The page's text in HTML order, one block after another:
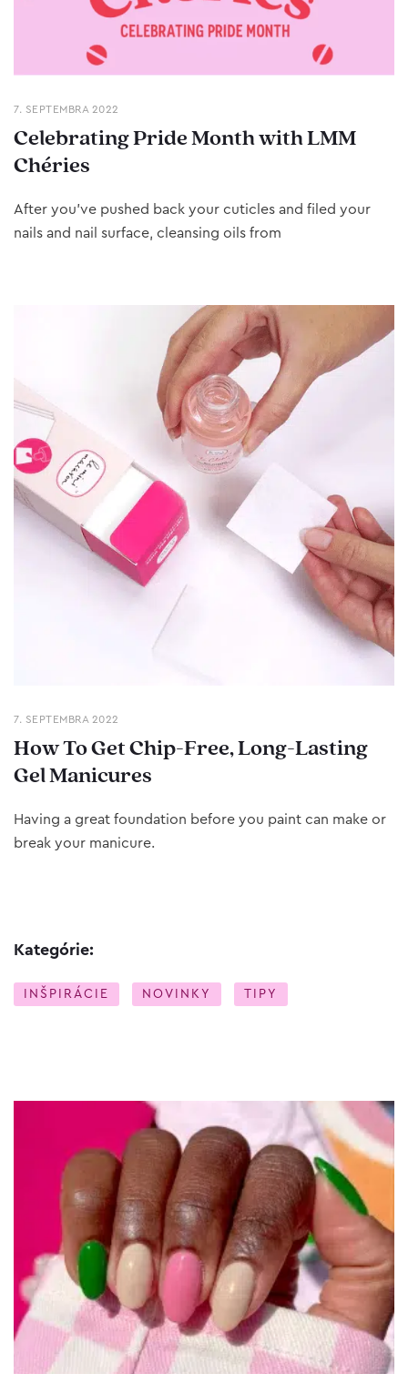
7. SEPTEMBRA 2022
Celebrating Pride Month with LMM
Chéries
After you’ve pushed back your cuticles and filed your
nails and nail surface, cleansing oils from
7. SEPTEMBRA 2022
How To Get Chip-Free, Long-Lasting
Gel Manicures
Having a great foundation before you paint can make or
break your manicure.
Kategórie:
INŠPIRÁCIE NOVINKY TIPY